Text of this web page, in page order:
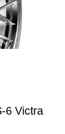
6 Victra